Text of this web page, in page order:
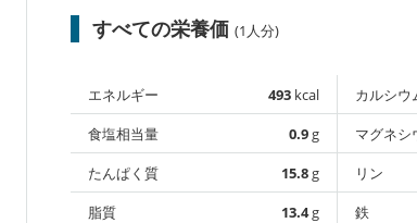
すべての栄養価 (1人分)
エネルギー 493 kcal
食塩相当量
0.9g
たんぱく質
15.8g
脂質
13.4g
カルシウ
マグネシ
リン
鉄